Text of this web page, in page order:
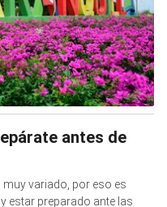
antes de
muy variado, por eso es
estar preparado ante las